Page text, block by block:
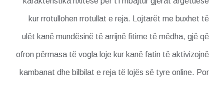
kur rrotullohen rrotullat e reja. Lojtarët me buxhet të
ulët kanë mundësinë të arrijnë fitime të mëdha, gjë që
ofron përmasa të vogla loje kur kanë fatin të aktivizojnë
kambanat dhe bilbilat e reja të lojës së tyre online. Por